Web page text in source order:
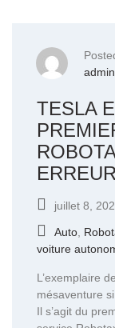
TESLA
juillet 8,
Auto
voiture
L’exemplaire
mésaventure
Il s’agit du